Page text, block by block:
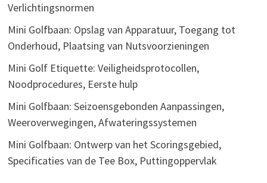
Verlichtingsnormen
Mini Golfbaan: Opslag van Apparatuur, Toegang tot
Onderhoud, Plaatsing van Nutsvoorzieningen
Mini Golf Etiquette: Veiligheidsprotocollen,
Noodprocedures, Eerste hulp
Mini Golfbaan: Seizoensgebonden Aanpassingen,
Weeroverwegingen, Afwateringssystemen
Mini Golfbaan: Ontwerp van het Scoringsgebied,
Specificaties van de Tee Box, Puttingoppervlak